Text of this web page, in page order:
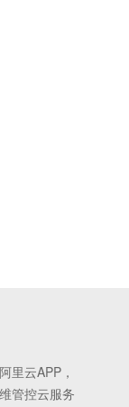
里云APP，
管控云服务